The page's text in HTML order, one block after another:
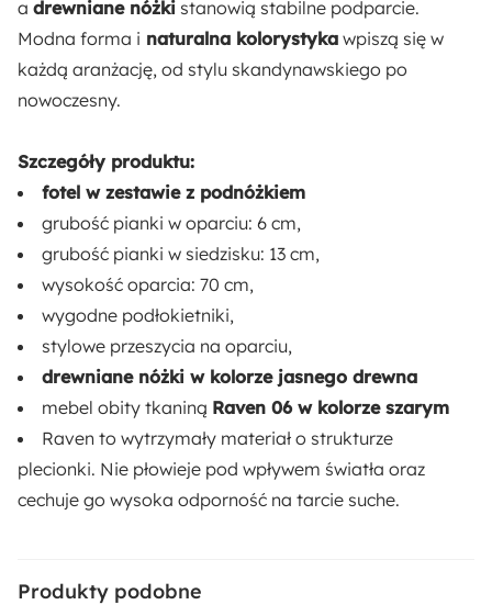
Odpowiedzialny wybór:
Wysokość:
Głębokość:
95 cm
Szerokość:
80 cm
Wysokość nóżek:
21.5 cm
Wysokość oparcia:
70 cm
45 cm
a drewniane nóżki stanowią stabilne podparcie.
Modna forma i naturalna kolorystyka wpiszą się w
każdą aranżację, od stylu skandynawskiego po
nowoczesny.
Szczegóły produktu:
fotel w zestawie z podnóżkiem
grubość pianki w oparciu: 6 cm,
grubość pianki w siedzisku: 13 cm,
wysokość oparcia: 70 cm,
wygodne podłokietniki,
stylowe przeszycia na oparciu,
drewniane nóżki w kolorze jasnego drewna
mebel obity tkaniną Raven 06 w kolorze szarym
Raven to wytrzymały materiał o strukturze
plecionki. Nie płowieje pod wpływem światła oraz
cechuje go wysoka odporność na tarcie suche.
Produkty podobne